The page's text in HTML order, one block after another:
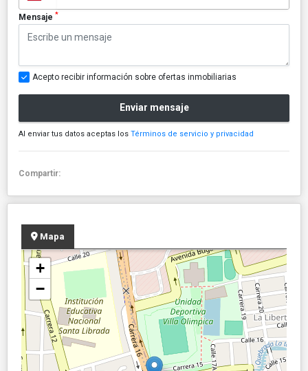
Mensaje *
Acepto recibir información sobre ofertas inmobiliarias
Enviar mensaje
Al enviar tus datos aceptas los Términos de servicio y privacidad
Compartir:
Mapa
+
−